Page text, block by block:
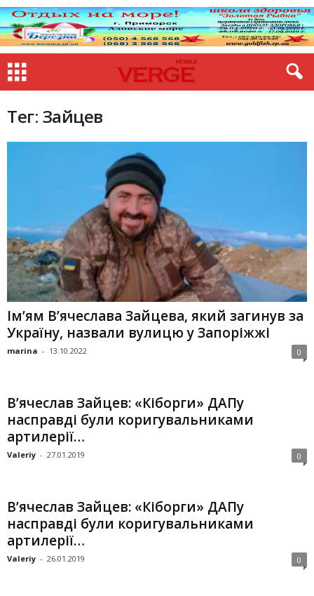
Тег: Зайцев
Ім’ям В’ячеслава Зайцева, який загинув за
Україну, назвали вулицю у Запоріжжі
marina - 13.10.2022 0
В’ячеслав Зайцев: «Кіборги» ДАПу
насправді були коригувальниками
артилерії…
Valeriy - 27.01.2019 0
В’ячеслав Зайцев: «Кіборги» ДАПу
насправді були коригувальниками
артилерії…
Valeriy - 26.01.2019 0